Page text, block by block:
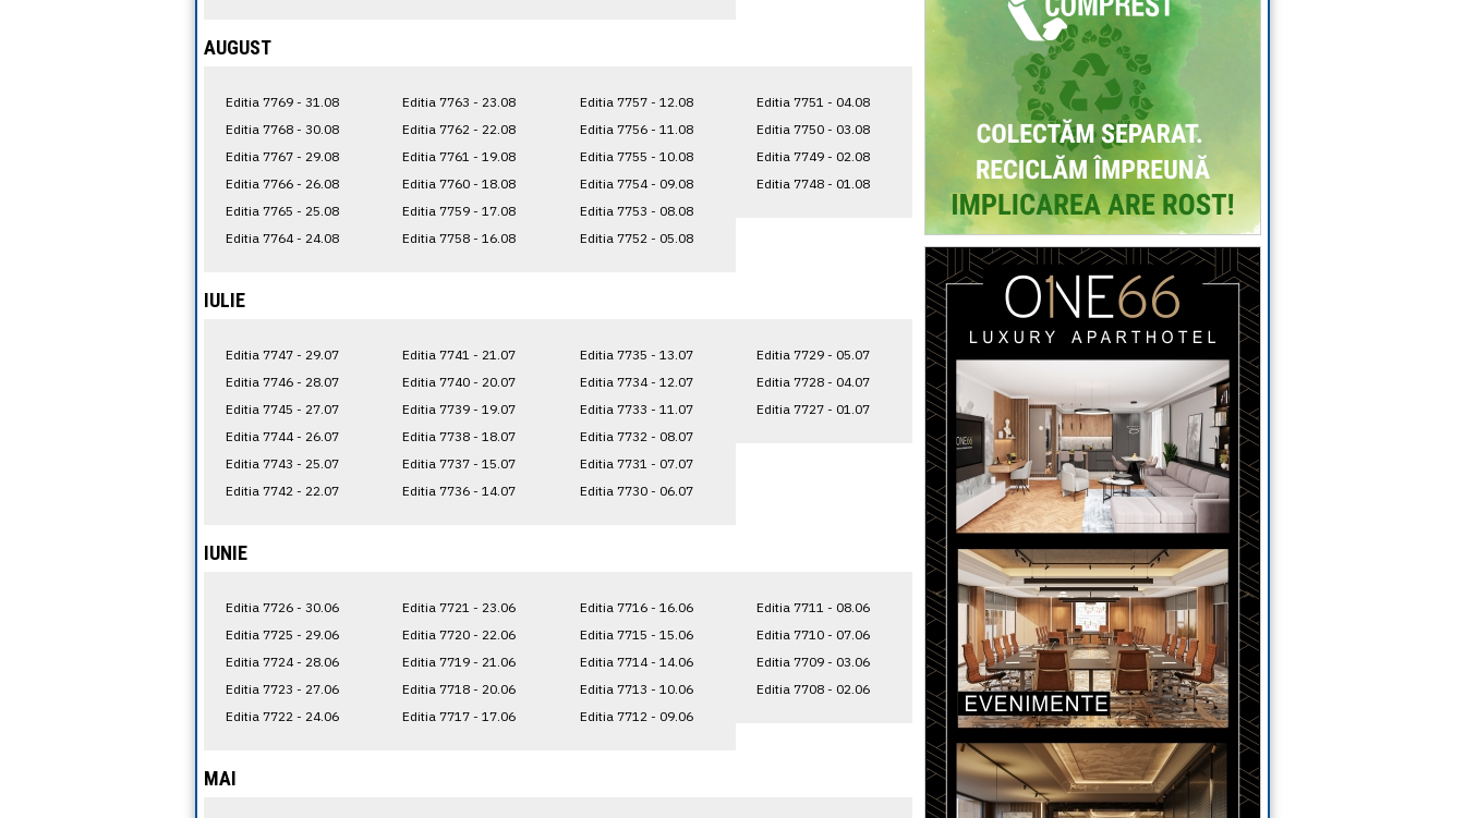
AUGUST
Editia 7769 - 31.08
Editia 7768 - 30.08
Editia 7767 - 29.08
Editia 7766 - 26.08
Editia 7765 - 25.08
Editia 7764 - 24.08
Editia 7763 - 23.08
Editia 7762 - 22.08
Editia 7761 - 19.08
Editia 7760 - 18.08
Editia 7759 - 17.08
Editia 7758 - 16.08
Editia 7757 - 12.08
Editia 7756 - 11.08
Editia 7755 - 10.08
Editia 7754 - 09.08
Editia 7753 - 08.08
Editia 7752 - 05.08
Editia 7751 - 04.08
Editia 7750 - 03.08
Editia 7749 - 02.08
Editia 7748 - 01.08
IULIE
Editia 7747 - 29.07
Editia 7746 - 28.07
Editia 7745 - 27.07
Editia 7744 - 26.07
Editia 7743 - 25.07
Editia 7742 - 22.07
Editia 7741 - 21.07
Editia 7740 - 20.07
Editia 7739 - 19.07
Editia 7738 - 18.07
Editia 7737 - 15.07
Editia 7736 - 14.07
Editia 7735 - 13.07
Editia 7734 - 12.07
Editia 7733 - 11.07
Editia 7732 - 08.07
Editia 7731 - 07.07
Editia 7730 - 06.07
Editia 7729 - 05.07
Editia 7728 - 04.07
Editia 7727 - 01.07
IUNIE
Editia 7726 - 30.06
Editia 7725 - 29.06
Editia 7724 - 28.06
Editia 7723 - 27.06
Editia 7722 - 24.06
Editia 7721 - 23.06
Editia 7720 - 22.06
Editia 7719 - 21.06
Editia 7718 - 20.06
Editia 7717 - 17.06
Editia 7716 - 16.06
Editia 7715 - 15.06
Editia 7714 - 14.06
Editia 7713 - 10.06
Editia 7712 - 09.06
Editia 7711 - 08.06
Editia 7710 - 07.06
Editia 7709 - 03.06
Editia 7708 - 02.06
MAI